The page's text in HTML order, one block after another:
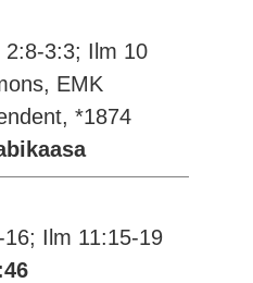
2:8-3:3; Ilm 10
EMK
*1874
Ilm 11:15-19